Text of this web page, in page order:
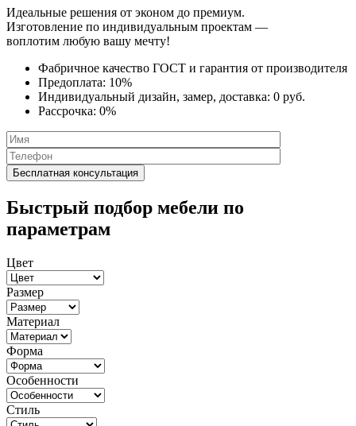
Идеальные решения от эконом до премиум.
Изготовление по индивидуальным проектам —
воплотим любую вашу мечту!
Фабричное качество ГОСТ и гарантия от производителя
Предоплата: 10%
Индивидуальный дизайн, замер, доставка: 0 руб.
Рассрочка: 0%
Быстрый подбор мебели по
параметрам
Цвет
Размер
Материал
Форма
Особенности
Стиль